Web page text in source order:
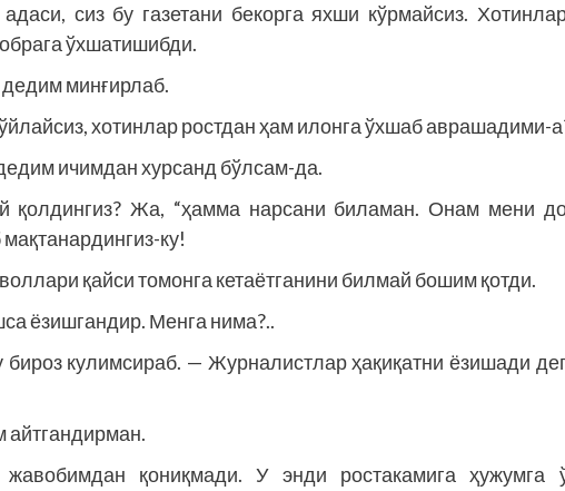
сиз бу газетани бекорга яхши кўрмайсиз.
ўхшатишибди.
минғирлаб.
хотинлар ростдан ҳам илонга ўхшаб аврашадими-
ичимдан хурсанд бўлсам-да.
қолдингиз? Жа, “ҳамма нарсани биламан. Онам мени
мақтанардингиз-ку!
қайси томонга кетаётганини билмай бошим қотди.
ёзишгандир. Менга нима?..
кулимсираб. — Журналистлар ҳақиқатни ёзишади
айтгандирман.
қониқмади. У энди ростакамига ҳужумга